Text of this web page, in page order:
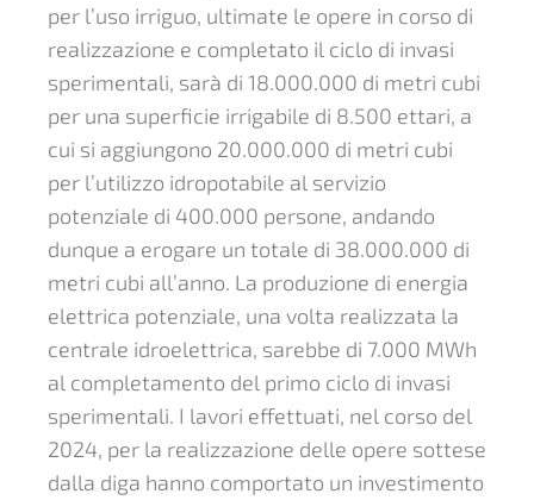
per l’uso irriguo, ultimate le opere in corso di
realizzazione e completato il ciclo di invasi
sperimentali, sarà di 18.000.000 di metri cubi
per una superficie irrigabile di 8.500 ettari, a
cui si aggiungono 20.000.000 di metri cubi
per l’utilizzo idropotabile al servizio
potenziale di 400.000 persone, andando
dunque a erogare un totale di 38.000.000 di
metri cubi all’anno. La produzione di energia
elettrica potenziale, una volta realizzata la
centrale idroelettrica, sarebbe di 7.000 MWh
al completamento del primo ciclo di invasi
sperimentali. I lavori effettuati, nel corso del
2024, per la realizzazione delle opere sottese
dalla diga hanno comportato un investimento